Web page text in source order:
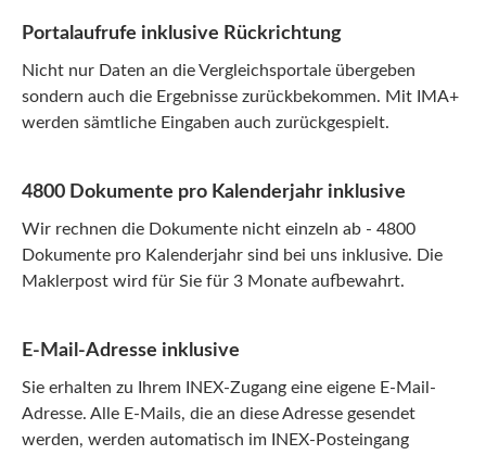
Portalaufrufe inklusive Rückrichtung
Nicht nur Daten an die Vergleichsportale übergeben
sondern auch die Ergebnisse zurückbekommen. Mit IMA+
werden sämtliche Eingaben auch zurückgespielt.
4800 Dokumente pro Kalenderjahr inklusive
Wir rechnen die Dokumente nicht einzeln ab - 4800
Dokumente pro Kalenderjahr sind bei uns inklusive. Die
Maklerpost wird für Sie für 3 Monate aufbewahrt.
E-Mail-Adresse inklusive
Sie erhalten zu Ihrem INEX-Zugang eine eigene E-Mail-
Adresse. Alle E-Mails, die an diese Adresse gesendet
werden, werden automatisch im INEX-Posteingang